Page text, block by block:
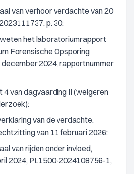
van verhoor verdachte van 20
p. 30;
het laboratoriumrapport
Forensische Opsporing
december 2024, rapportnummer
4 van dagvaarding II (weigeren
van de verdachte,
van 11 februari 2026;
van rijden onder invloed,
2024, PL1500-2024108756-1,